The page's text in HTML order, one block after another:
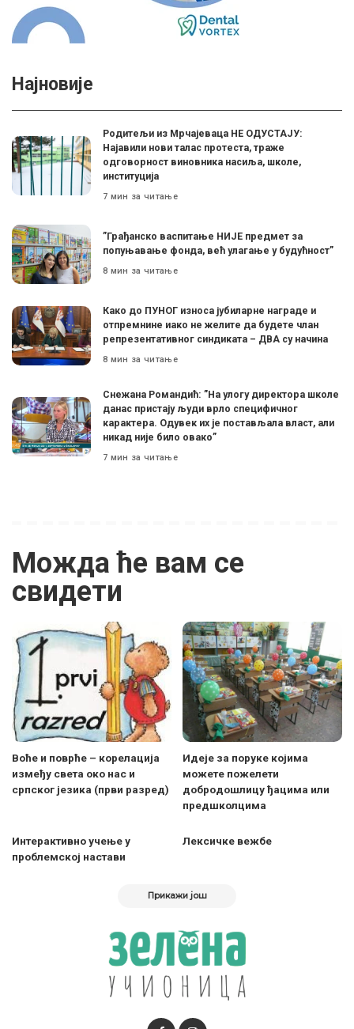
Најновије
Родитељи из Мрчајеваца НЕ ОДУСТАЈУ:
Најавили нови талас протеста, траже
одговорност виновника насиља, школе,
институција
7 мин за читање
”Грађанско васпитање НИЈЕ предмет за
попуњавање фонда, већ улагање у будућност”
8 мин за читање
Како до ПУНОГ износа јубиларне награде и
отпремнине иако не желите да будете члан
репрезентативног синдиката – ДВА су начина
8 мин за читање
Снежана Романдић: ”На улогу директора школе
данас пристају људи врло специфичног
карактера. Одувек их је постављала власт, али
никад није било овако”
7 мин за читање
Можда ће вам се
свидети
Воће и поврће – корелација
између света око нас и
српског језика (први разред)
Идеје за поруке којима
можете пожелети
добродошлицу ђацима или
предшколцима
Интерактивно учење у
проблемској настави
Лексичке вежбе
Прикажи још